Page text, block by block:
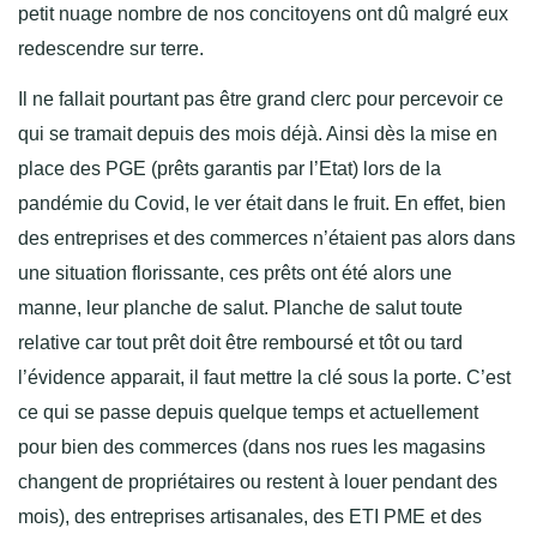
petit nuage nombre de nos concitoyens ont dû malgré eux
redescendre sur terre.
Il ne fallait pourtant pas être grand clerc pour percevoir ce
qui se tramait depuis des mois déjà. Ainsi dès la mise en
place des PGE (prêts garantis par l’Etat) lors de la
pandémie du Covid, le ver était dans le fruit. En effet, bien
des entreprises et des commerces n’étaient pas alors dans
une situation florissante, ces prêts ont été alors une
manne, leur planche de salut. Planche de salut toute
relative car tout prêt doit être remboursé et tôt ou tard
l’évidence apparait, il faut mettre la clé sous la porte. C’est
ce qui se passe depuis quelque temps et actuellement
pour bien des commerces (dans nos rues les magasins
changent de propriétaires ou restent à louer pendant des
mois), des entreprises artisanales, des ETI PME et des